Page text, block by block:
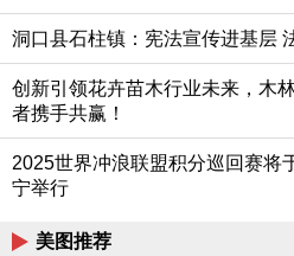
洞口县石柱镇：宪法宣传进基层
创新引领花卉苗木行业未来，木
者携手共赢！
2025世界冲浪联盟积分巡回赛将
宁举行
美图推荐